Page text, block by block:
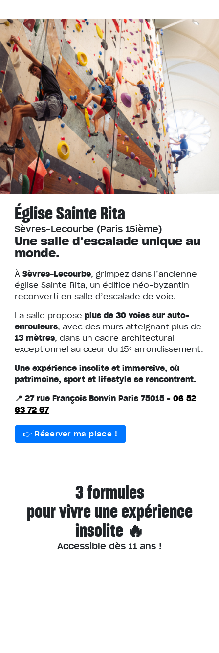
Église Sainte Rita
Sèvres-Lecourbe (Paris 15ième)
Une salle d’escalade unique au
monde.
À Sèvres-Lecourbe, grimpez dans l’ancienne
église Sainte Rita, un édifice néo-byzantin
reconverti en salle d’escalade de voie.
La salle propose plus de 30 voies sur auto-
enrouleurs, avec des murs atteignant plus de
13 mètres, dans un cadre architectural
exceptionnel au cœur du 15ᵉ arrondissement.
Une expérience insolite et immersive, où
patrimoine, sport et lifestyle se rencontrent.
📍 27 rue François Bonvin Paris 75015 – 06 52
63 72 67
👉 Réserver ma place !
3 formules
pour vivre une expérience
insolite 🔥
Accessible dès 11 ans !